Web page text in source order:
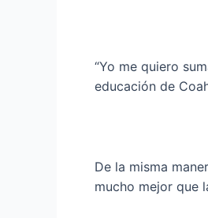
“Yo me quiero
educación de
De la misma
mucho mejor que